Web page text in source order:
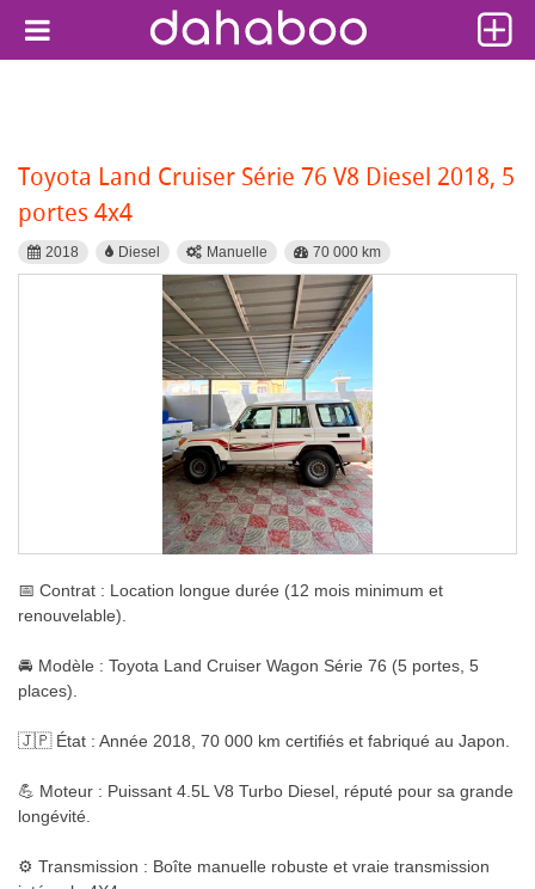
Toyota Land Cruiser Série 76 V8 Diesel 2018, 5
portes 4x4
2018 Diesel Manuelle 70 000 km
📅 Contrat : Location longue durée (12 mois minimum et
renouvelable).
🚘 Modèle : Toyota Land Cruiser Wagon Série 76 (5 portes, 5
places).
🇯🇵 État : Année 2018, 70 000 km certifiés et fabriqué au Japon.
💪 Moteur : Puissant 4.5L V8 Turbo Diesel, réputé pour sa grande
longévité.
⚙️ Transmission : Boîte manuelle robuste et vraie transmission